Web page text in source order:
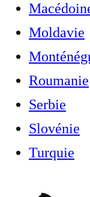
Moldavie
Roumanie
Serbie
Slovénie
Turquie